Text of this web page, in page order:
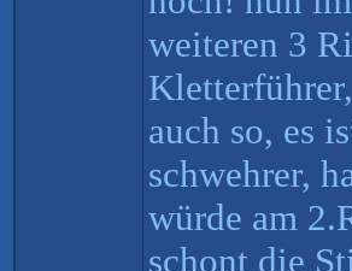
weiteren 3
auch so, es
schwehrer,
würde am
schont die